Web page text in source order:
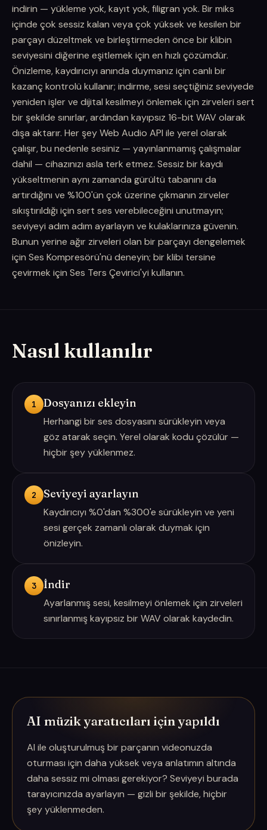
indirin — yükleme yok, kayıt yok, filigran yok. Bir miks
içinde çok sessiz kalan veya çok yüksek ve kesilen bir
parçayı düzeltmek ve birleştirmeden önce bir klibin
seviyesini diğerine eşitlemek için en hızlı çözümdür.
Önizleme, kaydırıcıyı anında duymanız için canlı bir
kazanç kontrolü kullanır; indirme, sesi seçtiğiniz seviyede
yeniden işler ve dijital kesilmeyi önlemek için zirveleri sert
bir şekilde sınırlar, ardından kayıpsız 16-bit WAV olarak
dışa aktarır. Her şey Web Audio API ile yerel olarak
çalışır, bu nedenle sesiniz — yayınlanmamış çalışmalar
dahil — cihazınızı asla terk etmez. Sessiz bir kaydı
yükseltmenin aynı zamanda gürültü tabanını da
artırdığını ve %100'ün çok üzerine çıkmanın zirveler
sıkıştırıldığı için sert ses verebileceğini unutmayın;
seviyeyi adım adım ayarlayın ve kulaklarınıza güvenin.
Bunun yerine ağır zirveleri olan bir parçayı dengelemek
için Ses Kompresörü'nü deneyin; bir klibi tersine
çevirmek için Ses Ters Çevirici'yi kullanın.
Nasıl kullanılır
1 Dosyanızı ekleyin
Herhangi bir ses dosyasını sürükleyin veya
göz atarak seçin. Yerel olarak kodu çözülür —
hiçbir şey yüklenmez.
2 Seviyeyi ayarlayın
Kaydırıcıyı %0'dan %300'e sürükleyin ve yeni
sesi gerçek zamanlı olarak duymak için
önizleyin.
3 İndir
Ayarlanmış sesi, kesilmeyi önlemek için zirveleri
sınırlanmış kayıpsız bir WAV olarak kaydedin.
AI müzik yaratıcıları için yapıldı
AI ile oluşturulmuş bir parçanın videonuzda
oturması için daha yüksek veya anlatımın altında
daha sessiz mi olması gerekiyor? Seviyeyi burada
tarayıcınızda ayarlayın — gizli bir şekilde, hiçbir
şey yüklenmeden.